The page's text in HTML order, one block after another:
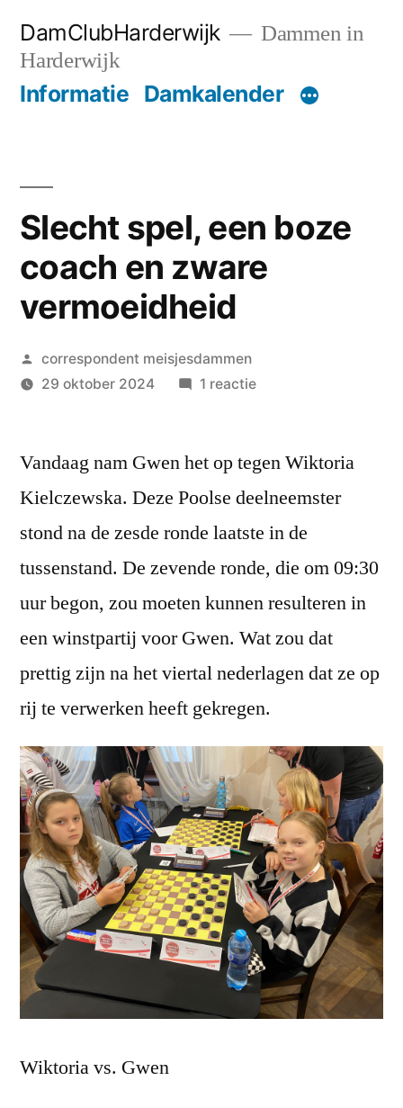
naar
DamClubHarderwijk
Dammen in
Harderwijk
Informatie Damkalender
Slecht spel, een boze
coach en zware
vermoeidheid
Geplaatst
door
correspondent meisjesdammen
29 oktober 2024
1 reactieop
een
coach
en
zware
Vandaag nam Gwen het op tegen Wiktoria
Kielczewska. Deze Poolse deelneemster
stond na de zesde ronde laatste in de
tussenstand. De zevende ronde, die om 09:30
uur begon, zou moeten kunnen resulteren in
een winstpartij voor Gwen. Wat zou dat
prettig zijn na het viertal nederlagen dat ze op
rij te verwerken heeft gekregen.
Wiktoria vs. Gwen